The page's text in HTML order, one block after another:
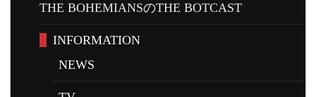
THE BOHEMIANSのTHE BOTCAST
INFORMATION
NEWS